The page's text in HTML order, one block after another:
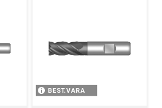
BEST.VARA